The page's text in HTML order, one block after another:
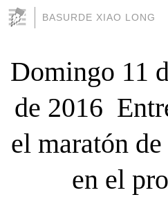
BASURDE XIAO LONG
Domingo 11
de 2016 
el maratón
en el